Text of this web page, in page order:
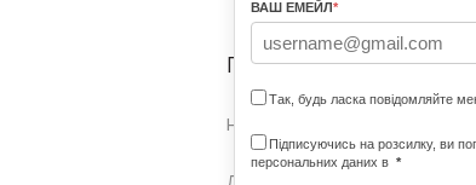
ПРО НАС
НАШІ СПІЛЬНОТИ ПО СВІТУ
ВАШ ЕМЕЙЛ*
Так, будь ласка повідомляйте
Підписуючись на розсилку, ви
персональних даних в *